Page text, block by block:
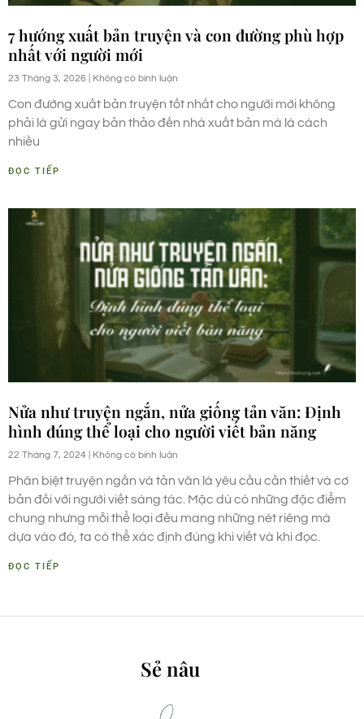
7 hướng xuất bản truyện và con đường phù hợp
nhất với người mới
23 Tháng 3, 2026 Không có bình luận
Con đường xuất bản truyện tốt nhất cho người mới không
phải là gửi ngay bản thảo đến nhà xuất bản mà là cách
nhiều
ĐỌC TIẾP
Nửa như truyện ngắn, nửa giống tản văn: Định
hình đúng thể loại cho người viết bản năng
22 Tháng 7, 2024 Không có bình luận
Phân biệt truyện ngắn và tản văn là yêu cầu cần thiết và cơ
bản đối với người viết sáng tác. Mặc dù có những đặc điểm
chung nhưng mỗi thể loại đều mang những nét riêng mà
dựa vào đó, ta có thể xác định đúng khi viết và khi đọc.
ĐỌC TIẾP
Sẻ nâu